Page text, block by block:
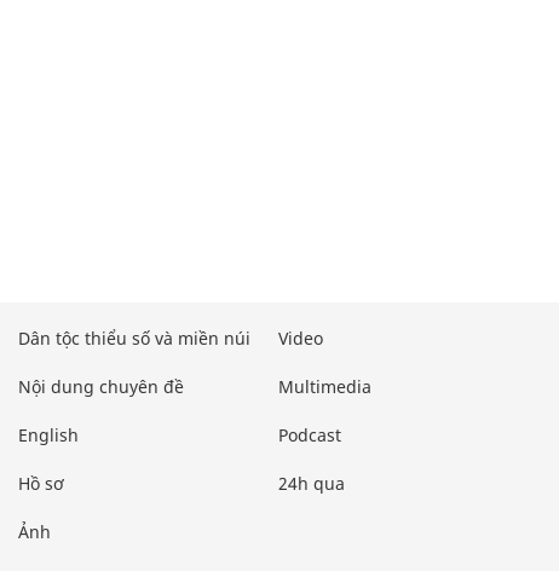
Dân tộc thiểu số và miền núi
Nội dung chuyên đề
English
Hồ sơ
Ảnh
Video
Multimedia
Podcast
24h qua